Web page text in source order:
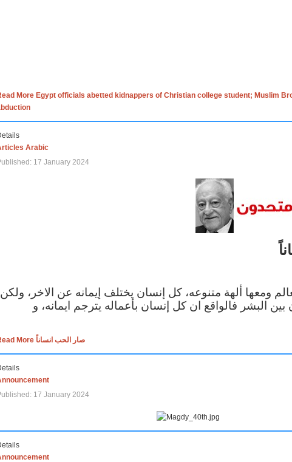
More Egypt officials abetted kidnappers of Christian college student; Muslim
Arabic
17 January 2024
ومعها ألهة متنوعه، كل إنسان يختلف إيمانه عن الاخر، ولكن
بين البشر فالواقع ان كل إنسان بأعماله يترجم ايمانه، و
Read More صار الحب انساناً
17 January 2024